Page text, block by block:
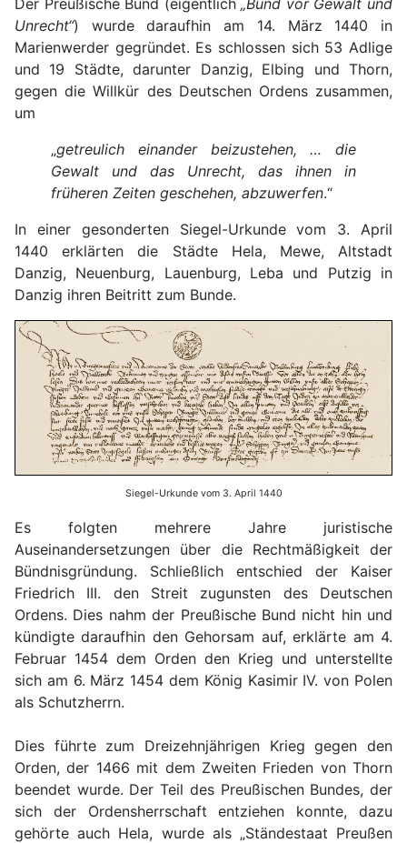
Unrecht“) wurde daraufhin am 14. März 1440 in
Marienwerder gegründet. Es schlossen sich 53 Adlige
und 19 Städte, darunter Danzig, Elbing und Thorn,
gegen die Willkür des Deutschen Ordens zusammen,
um
„getreulich einander beizustehen, … die
Gewalt und das Unrecht, das ihnen in
früheren Zeiten geschehen, abzuwerfen.“
In einer gesonderten Siegel-Urkunde vom 3. April
1440 erklärten die Städte Hela, Mewe, Altstadt
Danzig, Neuenburg, Lauenburg, Leba und Putzig in
Danzig ihren Beitritt zum Bunde.
Siegel-Urkunde vom 3. April 1440
Es folgten mehrere Jahre juristische
Auseinandersetzungen über die Rechtmäßigkeit der
Bündnisgründung. Schließlich entschied der Kaiser
Friedrich III. den Streit zugunsten des Deutschen
Ordens. Dies nahm der Preußische Bund nicht hin und
kündigte daraufhin den Gehorsam auf, erklärte am 4.
Februar 1454 dem Orden den Krieg und unterstellte
sich am 6. März 1454 dem König Kasimir IV. von Polen
als Schutzherrn.
Dies führte zum Dreizehnjährigen Krieg gegen den
Orden, der 1466 mit dem Zweiten Frieden von Thorn
beendet wurde. Der Teil des Preußischen Bundes, der
sich der Ordensherrschaft entziehen konnte, dazu
gehörte auch Hela, wurde als „Ständestaat Preußen